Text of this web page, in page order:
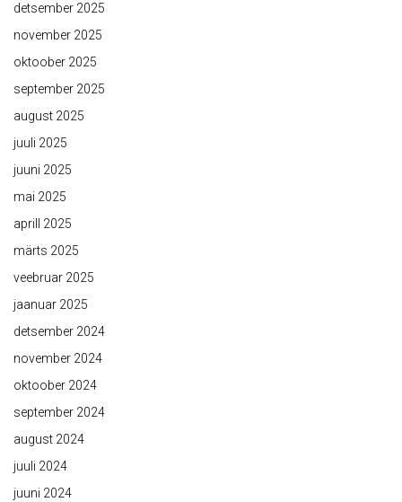
detsember 2025
november 2025
oktoober 2025
september 2025
august 2025
juuli 2025
juuni 2025
mai 2025
aprill 2025
märts 2025
veebruar 2025
jaanuar 2025
detsember 2024
november 2024
oktoober 2024
september 2024
august 2024
juuli 2024
juuni 2024